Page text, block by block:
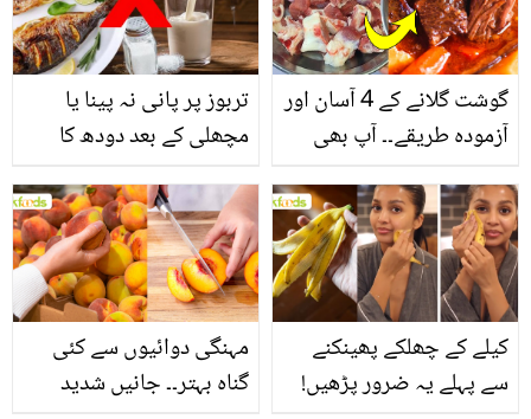
تربوز پر پانی نہ پینا یا
مچھلی کے بعد دودھ کا
سے متعلق غلط فہمیوں کی
حقیقت کیا ہے اور افواہ
کیا؟
گوشت گلانے کے 4 آسان اور
آزمودہ طریقے۔۔ آپ بھی
بتائے راز
مہنگی دوائیوں سے کئی
گناہ بہتر۔۔ جانیں شدید
کیلے کے چھلکے پھینکنے
سے پہلے یہ ضرور پڑھیں!